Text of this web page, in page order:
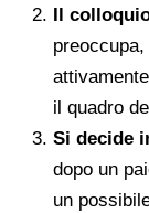
Il
il quadro
Si decide
dopo un
un